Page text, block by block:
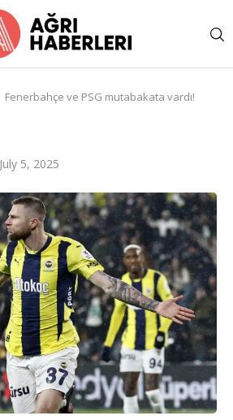
Fenerbahçe ve PSG mutabakata vardı!
July 5, 2025